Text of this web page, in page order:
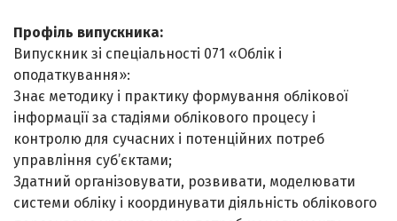
Профіль випускника:
Випускник зі спеціальності 071 «Облік і
оподаткування»:
Знає методику і практику формування облікової
інформації за стадіями облікового процесу і
контролю для сучасних і потенційних потреб
управління суб’єктами;
Здатний організовувати, розвивати, моделювати
системи обліку і координувати діяльність облікового